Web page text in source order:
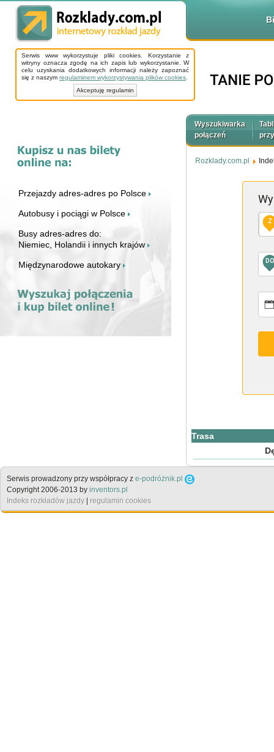
Serwis www wykorzystuje pliki cookies. Korzystanie z
witryny oznacza zgodę na ich zapis lub wykorzystanie. W
celu uzyskania dodatkowych informacji należy zapoznać
się z naszym regulaminem wykorzystywania plików cookies
Akceptuję regulamin
Przejazdy adres-adres po Polsce
Autobusy i pociągi w Polsce
Busy adres-adres do:
Niemiec, Holandii i innych krajów
Międzynarodowe autokary
Wyszukiwarka
połączeń
Rozklady.com.pl
Z
DO
Trasa
Serwis prowadzony przy współpracy z e-podróżnik.pl
Copyright 2006-2013 by inventors.pl
Indeks rozkładów jazdy
regulamin cookies